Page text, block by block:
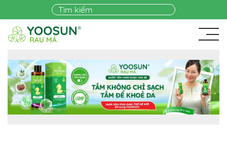
Skip to main content